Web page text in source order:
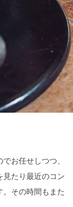
お任せしつつ、
見たり最近のコン
。その時間もまた